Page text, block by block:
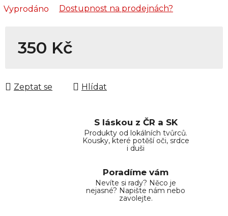
Vyprodáno
Dostupnost na prodejnách?
350 Kč
Zeptat se Hlídat
S láskou z ČR a SK
Produkty od lokálních tvůrců.
Kousky, které potěší oči, srdce
i duši
Poradíme vám
Nevíte si rady? Něco je
nejasné? Napište nám nebo
zavolejte.